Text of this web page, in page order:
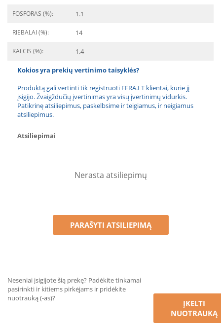
FOSFORAS (%): 1.1
RIEBALAI (%): 14
KALCIS (%): 1.4
Kokios yra prekių vertinimo taisyklės?
Produktą gali vertinti tik registruoti FERA.LT klientai, kurie jį
įsigijo. Žvaigždučių įvertinimas yra visų įvertinimų vidurkis.
Patikrinę atsiliepimus, paskelbsime ir teigiamus, ir neigiamus
atsiliepimus.
Atsiliepimai
Nerasta atsiliepimų
PARAŠYTI ATSILIEPIMĄ
Neseniai įsigijote šią prekę? Padėkite tinkamai
pasirinkti ir kitiems pirkėjams ir pridėkite
nuotrauką (-as)?
ĮKELTI
NUOTRAUKĄ